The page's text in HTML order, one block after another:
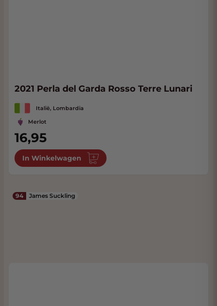
2021 Perla del Garda Rosso Terre Lunari
Italië, Lombardia
Merlot
16,95
In Winkelwagen
94 James Suckling